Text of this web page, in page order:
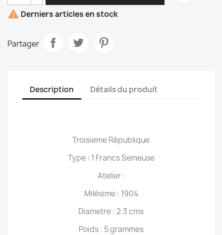
 Derniers articles en stock
Partager
Description Détails du produit
Troisieme République
Type : 1 Francs Semeuse
Atelier :
Milésime : 1904
Diametre : 2.3 cms
Poids : 5 grammes